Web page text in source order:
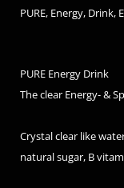
PURE, Energy,
PURE Energy Drink
The clear Energy- &
Crystal clear like
natural sugar, B